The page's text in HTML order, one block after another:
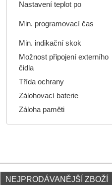
Nastavení teplot po
Min. programovací čas
Min. indikační skok
Možnost připojení externího
čidla
Třída ochrany
Zálohovací baterie
Záloha paměti
NEJPRODÁVANĚJŠÍ ZBOŽÍ